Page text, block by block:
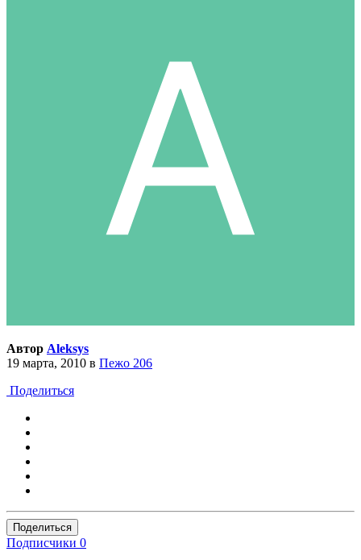
Автор Aleksys
19 марта, 2010 в Пежо 206
Поделиться
Поделиться
Подписчики 0